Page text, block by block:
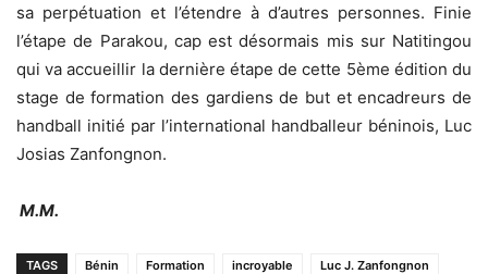
sa perpétuation et l’étendre à d’autres personnes. Finie
l’étape de Parakou, cap est désormais mis sur Natitingou
qui va accueillir la dernière étape de cette 5ème édition du
stage de formation des gardiens de but et encadreurs de
handball initié par l’international handballeur béninois, Luc
Josias Zanfongnon.
M.M.
TAGS Bénin Formation incroyable
Luc J. Zanfongnon